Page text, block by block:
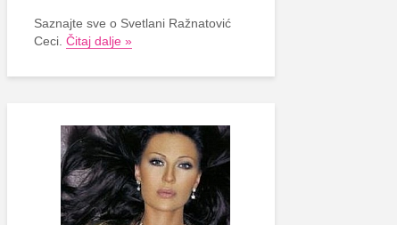
Saznajte sve o Svetlani Ražnatović
Ceci. Čitaj dalje »